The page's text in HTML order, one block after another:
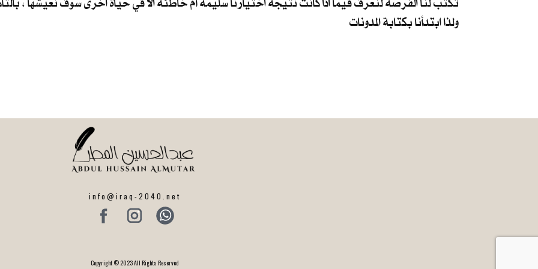
ولذا ابتدأنا بكتابة المدونات
info@iraq-2040.net
Copyright © 2023 All Rights Reserved